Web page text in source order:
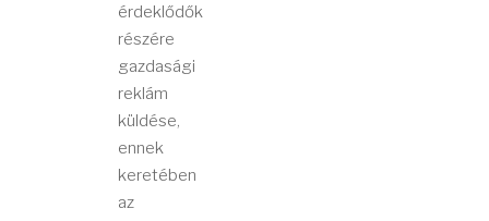
érdeklődők
részére
gazdasági
reklám
küldése,
ennek
keretében
az